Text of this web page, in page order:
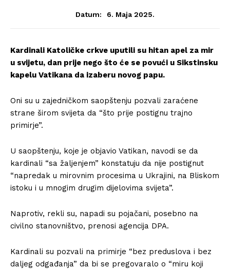
Datum: 6. Maja 2025.
Kardinali Katoličke crkve uputili su hitan apel za mir
u svijetu, dan prije nego što će se povući u Sikstinsku
kapelu Vatikana da izaberu novog papu.
Oni su u zajedničkom saopštenju pozvali zaraćene
strane širom svijeta da “što prije postignu trajno
primirje”.
U saopštenju, koje je objavio Vatikan, navodi se da
kardinali “sa žaljenjem” konstatuju da nije postignut
“napredak u mirovnim procesima u Ukrajini, na Bliskom
istoku i u mnogim drugim dijelovima svijeta”.
Naprotiv, rekli su, napadi su pojačani, posebno na
civilno stanovništvo, prenosi agencija DPA.
Kardinali su pozvali na primirje “bez preduslova i bez
daljeg odgađanja” da bi se pregovaralo o “miru koji